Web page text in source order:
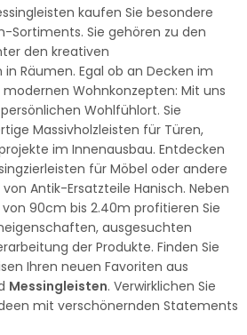
kaufen Sie besondere
Sortiments. Sie gehören zu den
den kreativen
Räumen. Egal ob an Decken im
Wohnkonzepten: Mit uns
Wohlfühlort. Sie
Massivholzleisten für Türen,
im Innenausbau. Entdecken
für Möbel oder andere
Antik-Ersatzteile Hanisch. Neben
90cm bis 2.40m profitieren Sie
ausgesuchten
der Produkte. Finden Sie
Ihren neuen Favoriten aus
Messingleisten. Verwirklichen Sie
mit verschönernden Statements